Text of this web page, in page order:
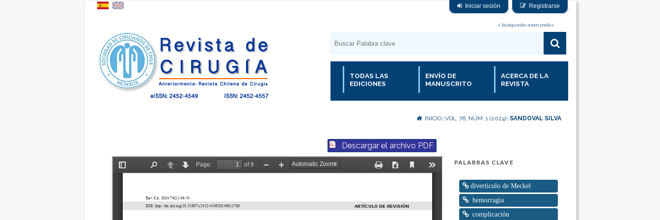
Iniciar sesión Registrarse
» búsqueda avanzada«
TODAS LAS
EDICIONES
ENVÍO DE
MANUSCRITO
ACERCA DE LA
REVISTA
INICIO VOL. 76, NÚM. 1 (2024) SANDOVAL SILVA
PALABRAS CLAVE
diverticulo de Meckel
hemorragia
complicación
Descargar el archivo PDF